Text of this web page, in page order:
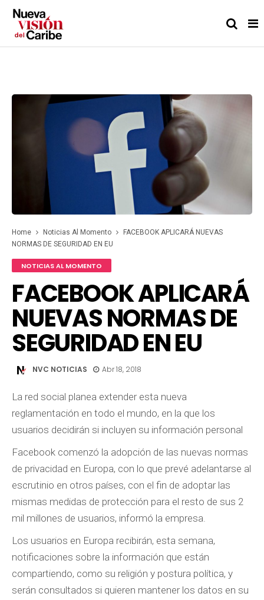
Home Noticias Al Momento
FACEBOOK APLICARÁ NUEVAS
NORMAS DE SEGURIDAD EN EU
NOTICIAS AL MOMENTO
FACEBOOK APLICARÁ
NUEVAS NORMAS DE
SEGURIDAD EN EU
NVC NOTICIAS Abr 18, 2018
La red social planea extender esta nueva
reglamentación en todo el mundo, en la que los
usuarios decidirán si incluyen su información personal
Facebook comenzó la adopción de las nuevas normas
de privacidad en Europa, con lo que prevé adelantarse al
escrutinio en otros países, con el fin de adoptar las
mismas medidas de protección para el resto de sus 2
mil millones de usuarios, informó la empresa.
Los usuarios en Europa recibirán, esta semana,
notificaciones sobre la información que están
compartiendo, como su religión y postura política, y
serán consultados si quieren mantener los datos en su